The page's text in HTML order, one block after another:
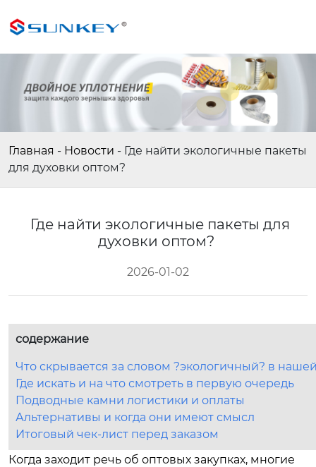
Главная - Новости - Где найти экологичные пакеты
для духовки оптом?
Где найти экологичные пакеты для
духовки оптом?
2026-01-02
содержание
Что скрывается за словом ?экологичный? в
Где искать и на что смотреть в первую очередь
Подводные камни логистики и оплаты
Альтернативы и когда они имеют смысл
Итоговый чек-лист перед заказом
Когда заходит речь об оптовых закупках, многие